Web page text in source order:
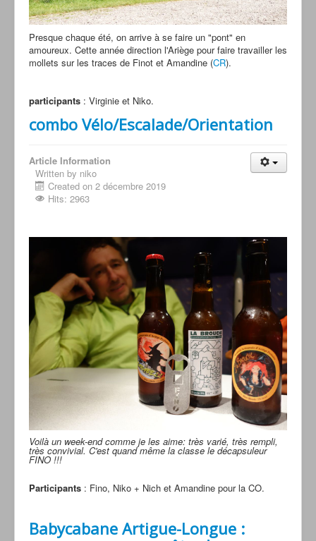
Presque chaque été, on arrive à se faire un "pont" en
amoureux. Cette année direction l'Ariège pour faire travailler les
mollets sur les traces de Finot et Amandine (CR).
participants : Virginie et Niko.
combo Vélo/Escalade/Orientation
Article Information
Written by niko
Created on 2 décembre 2019
Hits: 2963
Voilà un week-end comme je les aime: très varié, très rempli,
très convivial. C'est quand même la classe le décapsuleur
FINO !!!
Participants : Fino, Niko + Nich et Amandine pour la CO.
Babycabane Artigue-Longue :